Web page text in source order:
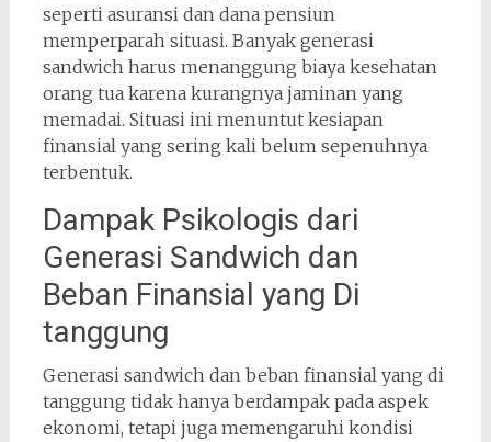
seperti asuransi dan dana pensiun
memperparah situasi. Banyak generasi
sandwich harus menanggung biaya kesehatan
orang tua karena kurangnya jaminan yang
memadai. Situasi ini menuntut kesiapan
finansial yang sering kali belum sepenuhnya
terbentuk.
Dampak Psikologis dari
Generasi Sandwich dan
Beban Finansial yang Di
tanggung
Generasi sandwich dan beban finansial yang di
tanggung tidak hanya berdampak pada aspek
ekonomi, tetapi juga memengaruhi kondisi